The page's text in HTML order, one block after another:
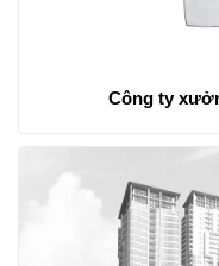
Công ty